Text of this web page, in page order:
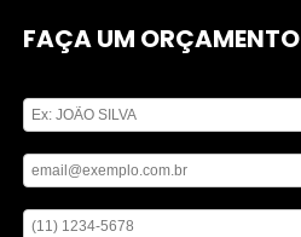
FAÇA UM ORÇAMENTO